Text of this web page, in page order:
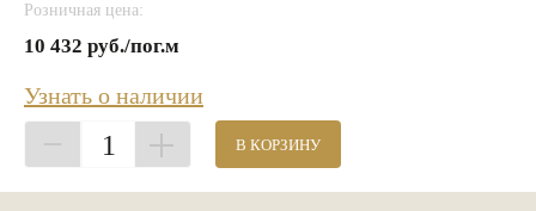
Розничная цена:
10 432 руб./пог.м
Узнать о наличии
1 В КОРЗИНУ